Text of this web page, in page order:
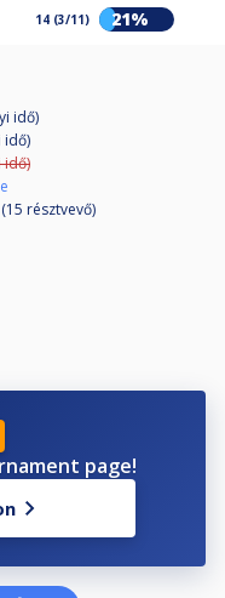
14 (3/11) 21%
idő)
idő)
idő)
résztvevő)
page!